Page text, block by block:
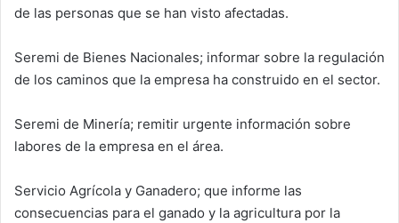
de las personas que se han visto afectadas.
Seremi de Bienes Nacionales; informar sobre la regulación
de los caminos que la empresa ha construido en el sector.
Seremi de Minería; remitir urgente información sobre
labores de la empresa en el área.
Servicio Agrícola y Ganadero; que informe las
consecuencias para el ganado y la agricultura por la